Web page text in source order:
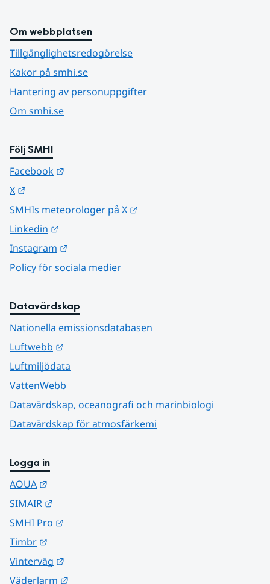
Om webbplatsen
Tillgänglighetsredogörelse
Kakor på smhi.se
Hantering av personuppgifter
Om smhi.se
Följ SMHI
Facebook
X
SMHIs meteorologer på X
Linkedin
Instagram
Policy för sociala medier
Datavärdskap
Nationella emissionsdatabasen
Luftwebb
Luftmiljödata
VattenWebb
Datavärdskap, oceanografi och marinbiologi
Datavärdskap för atmosfärkemi
Logga in
AQUA
SIMAIR
SMHI Pro
Timbr
Vinterväg
Väderlarm